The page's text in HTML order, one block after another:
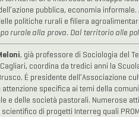
pubblica, economia
politiche rurali e filiera
rurale alla prova. Dal territorio alle
, già professore di Sociologia del
coordina da tredici anni la
È presidente dell’Associazione
specifica ai temi della
e delle società pastorali. Numerose
di progetti Interreg quali